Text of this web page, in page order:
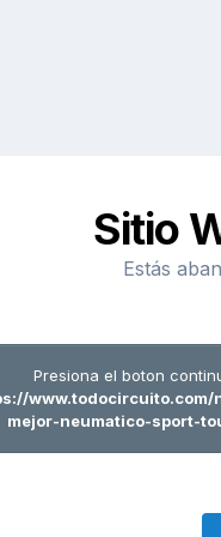
Sitio
Estás
Presiona el boton
mejor-neumatico-sport-